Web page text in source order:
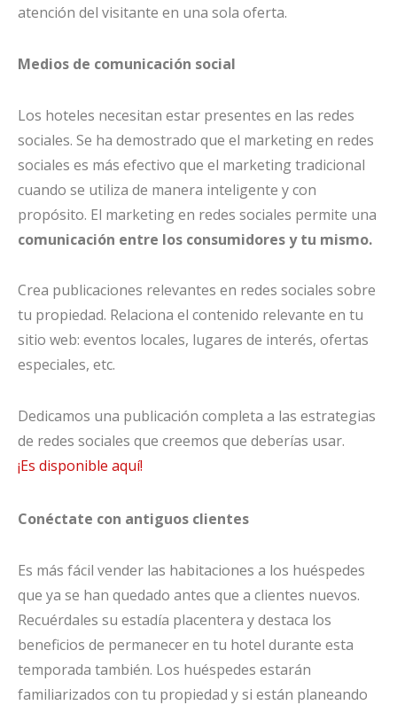
atención del visitante en una sola oferta.
Medios de comunicación social
Los hoteles necesitan estar presentes en las redes
sociales. Se ha demostrado que el marketing en redes
sociales es más efectivo que el marketing tradicional
cuando se utiliza de manera inteligente y con
propósito. El marketing en redes sociales permite una
comunicación entre los consumidores y tu mismo.
Crea publicaciones relevantes en redes sociales sobre
tu propiedad. Relaciona el contenido relevante en tu
sitio web: eventos locales, lugares de interés, ofertas
especiales, etc.
Dedicamos una publicación completa a las estrategias
de redes sociales que creemos que deberías usar.
¡Es disponible aquí!
Conéctate con antiguos clientes
Es más fácil vender las habitaciones a los huéspedes
que ya se han quedado antes que a clientes nuevos.
Recuérdales su estadía placentera y destaca los
beneficios de permanecer en tu hotel durante esta
temporada también. Los huéspedes estarán
familiarizados con tu propiedad y si están planeando